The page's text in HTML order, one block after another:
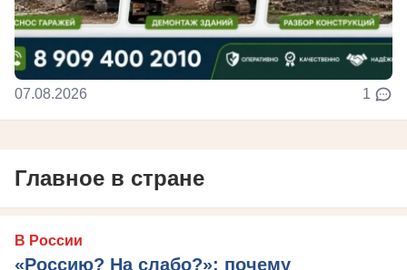
07.08.2026 1
Главное в стране
В России
«Россию? На слабо?»: почему